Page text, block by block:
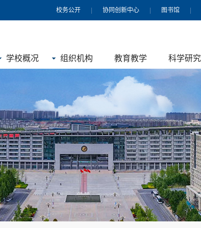
图书馆
协同创新中心
校务公开
学校概况 组织机构 教育教学 科学研究